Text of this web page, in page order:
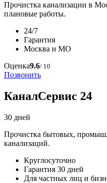
Прочистка канализации в
плановые работы.
24/7
Гарантия
Москва и МО
Оценка9.6/ 10
Позвонить
КаналСервис 24
30 дней
Прочистка бытовых,
канализаций.
Круглосуточно
Гарантия 30 дней
Для частных лиц и